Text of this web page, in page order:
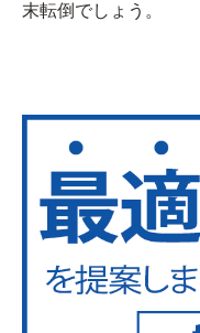
末転倒でしょう。